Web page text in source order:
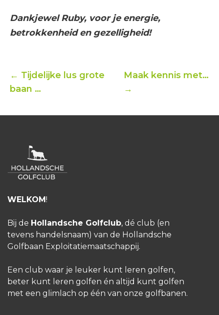
Dankjewel Ruby, voor je energie,
betrokkenheid en gezelligheid!
← Tijdelijke lus grote
baan …
Maak kennis met…
→
WELKOM!
Bij de Hollandsche Golfclub, dé club (en
tevens handelsnaam) van de Hollandsche
Golfbaan Exploitatiemaatschappij.
Een club waar je leuker kunt leren golfen,
beter kunt leren golfen én altijd kunt golfen
met een glimlach op één van onze golfbanen.